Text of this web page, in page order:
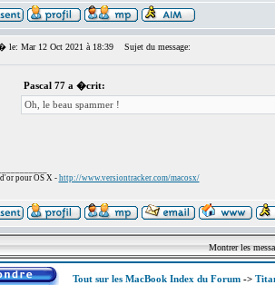
le: Mar 12 Oct 2021 à 18:39 Sujet du message:
Pascal 77 a �crit:
Oh, le beau spammer !
pour OS X -http://www.versiontracker.com/macosx/
Montrer les
Tout sur les MacBook Index du Forum->